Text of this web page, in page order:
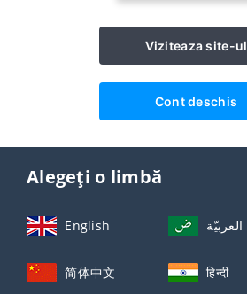
Viziteaza site-ul
Cont deschis
Alegeți o limbă
English العربيّة
简体中文 हिन्दी